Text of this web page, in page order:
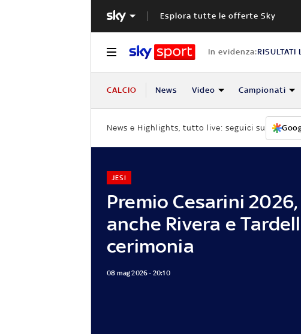
Esplora tutte le offerte Sky
In evidenza:RISULTATI
CALCIO News Video Campionati
News e Highlights, tutto live: seguici su
Premio Cesarini 2026,
anche Rivera e
cerimonia
JESI
08 mag 2026 - 20:10